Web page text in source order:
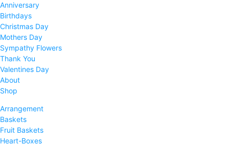
Anniversary
Birthdays
Christmas Day
Mothers Day
Sympathy Flowers
Thank You
Valentines Day
About
Shop
Arrangement
Baskets
Fruit Baskets
Heart-Boxes